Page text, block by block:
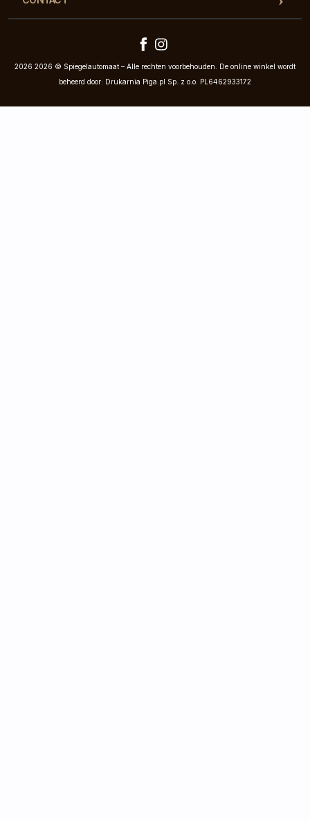
2026 2026 © Spiegelautomaat – Alle rechten voorbehouden. De online winkel wordt
beheerd door: Drukarnia Piga.pl Sp. z o.o. PL6462933172